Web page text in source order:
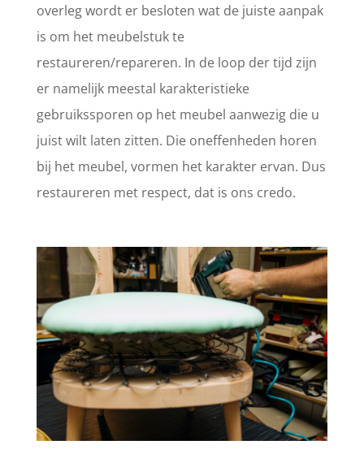
overleg wordt er besloten wat de juiste aanpak
is om het meubelstuk te
restaureren/repareren. In de loop der tijd zijn
er namelijk meestal karakteristieke
gebruikssporen op het meubel aanwezig die u
juist wilt laten zitten. Die oneffenheden horen
bij het meubel, vormen het karakter ervan. Dus
restaureren met respect, dat is ons credo.